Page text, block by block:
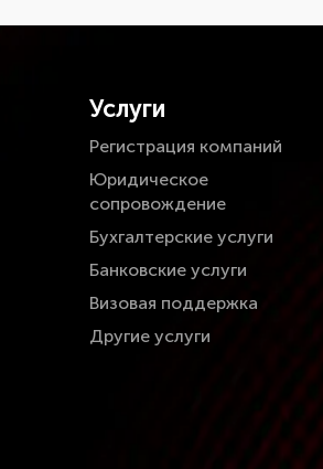
Услуги
Регистрация компаний
Юридическое
сопровождение
Бухгалтерские услуги
Банковские услуги
Визовая поддержка
Другие услуги